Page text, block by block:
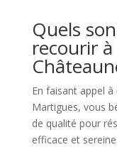
Quels
recourir
En faisant appel
Martigues, vous
de qualité pour
efficace et